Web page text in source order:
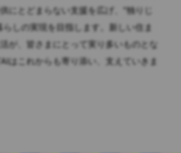
にとどまらない支援を広げ、"独りじ
らしの実現を目指します。新しい住ま
が、皆さまにとって実り多いものとな
はこれからも寄り添い、支えていきま